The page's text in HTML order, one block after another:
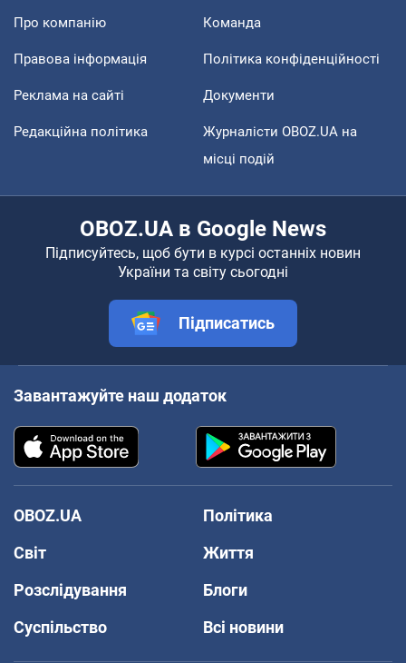
Про компанію Команда
Правова інформація Політика конфіденційності
Реклама на сайті Документи
Редакційна політика
Журналісти OBOZ.UA на
місці подій
OBOZ.UA в Google News
Підписуйтесь, щоб бути в курсі останніх новин
України та світу сьогодні
Підписатись
Завантажуйте наш додаток
OBOZ.UA
Політика
Світ
Життя
Розслідування
Блоги
Суспільство
Всі новини